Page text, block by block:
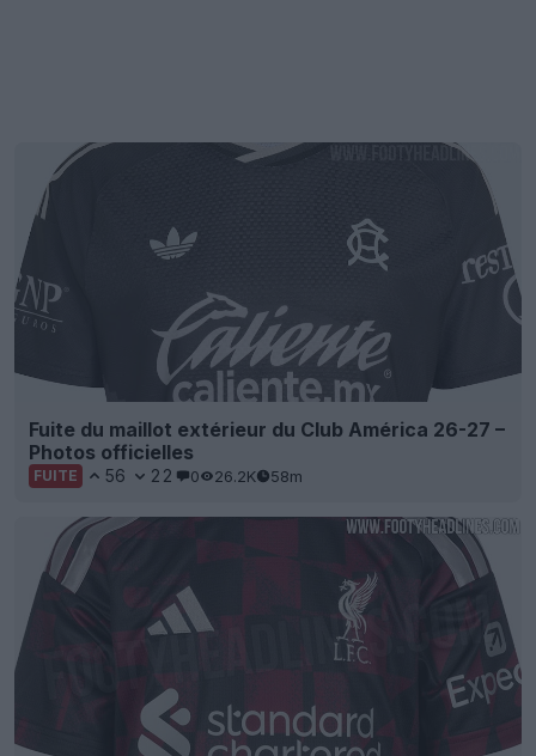
Fuite du maillot extérieur du Club América 26-27 –
Photos officielles
FUITE 56 22 0 26.2K 58m